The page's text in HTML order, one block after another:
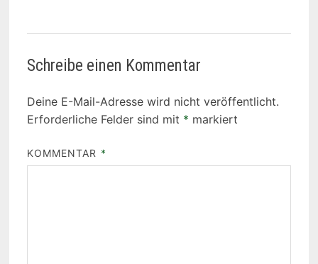
Schreibe einen Kommentar
Deine E-Mail-Adresse wird nicht veröffentlicht.
Erforderliche Felder sind mit * markiert
KOMMENTAR *